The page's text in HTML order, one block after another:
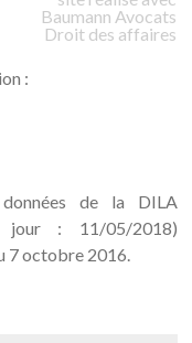
Baumann Avocats
Droit des affaires
:
de la DILA
jour : 11/05/2018)
7 octobre 2016.